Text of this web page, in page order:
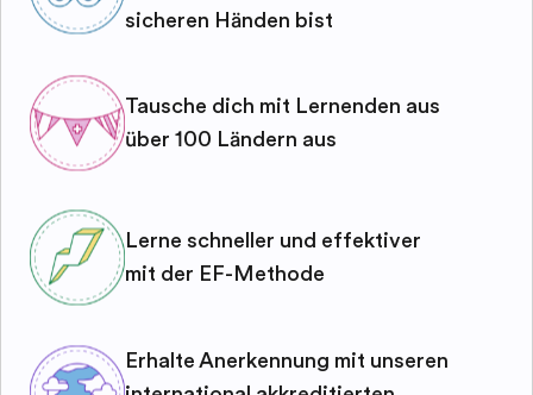
sicheren Händen bist
Tausche dich mit Lernenden aus
über 100 Ländern aus
Lerne schneller und effektiver
mit der EF-Methode
Erhalte Anerkennung mit unseren